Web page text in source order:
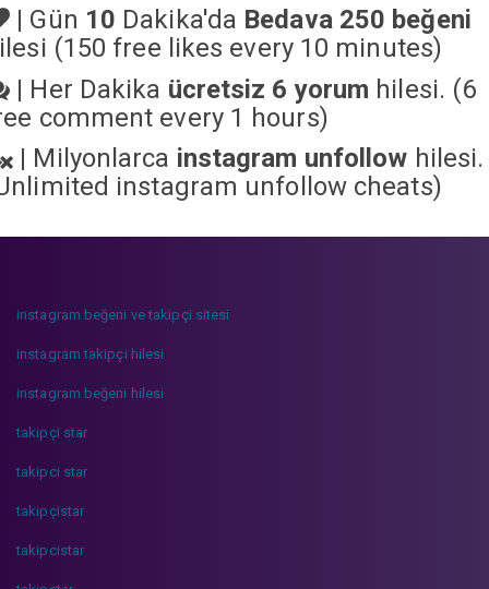
| Gün 10 Dakika'da Bedava 250 beğeni
(150 free likes every 10 minutes)
| Her Dakika ücretsiz 6 yorum hilesi. (6
comment every 1 hours)
| Milyonlarca instagram unfollow hilesi.
instagram unfollow cheats)
instagram beğeni ve takipçi sitesi
instagram takipçi hilesi
instagram beğeni hilesi
takipçi star
takipci star
takipçistar
takipcistar